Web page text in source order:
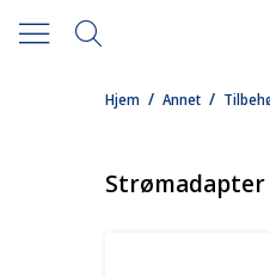
/
Hjem /
Annet
Strømadapter